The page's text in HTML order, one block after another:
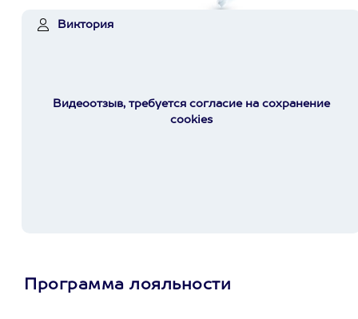
Виктория
Видеоотзыв, требуется согласие на сохранение
cookies
Программа лояльности